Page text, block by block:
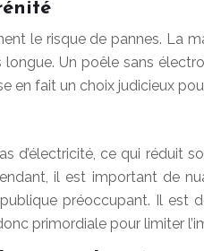
le risque de pannes. La
Un poêle sans
fait un choix judicieux
ce qui réduit
il est important de
préoccupant. Il est
primordiale pour limiter